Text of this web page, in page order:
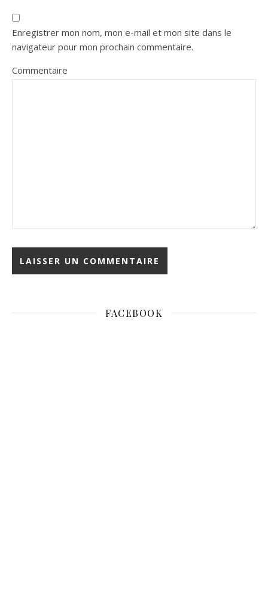
Enregistrer mon nom, mon e-mail et mon site dans le
navigateur pour mon prochain commentaire.
Commentaire
FACEBOOK